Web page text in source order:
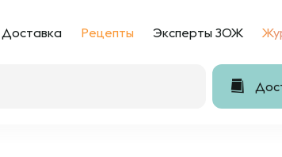
Доставка Рецепты Эксперты ЗОЖ